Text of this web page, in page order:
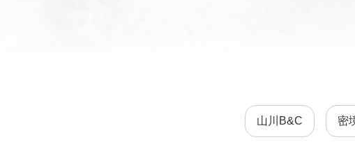
山川B&C 密